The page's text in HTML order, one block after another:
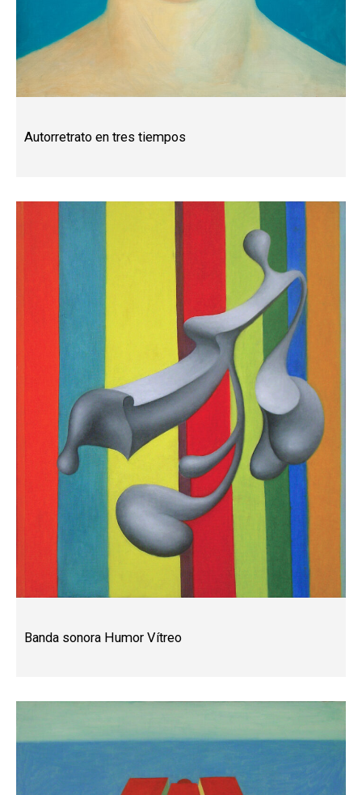
Autorretrato en tres tiempos
Banda sonora Humor Vítreo